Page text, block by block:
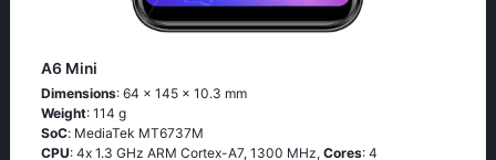
A6 Mini
Dimensions: 64 x 145 x 10.3 mm
Weight: 114 g
SoC: МеdiаТеk МТ6737М
CPU: 4х 1.3 GНz АRМ Соrtех-А7, 1300 MHz, Cores: 4